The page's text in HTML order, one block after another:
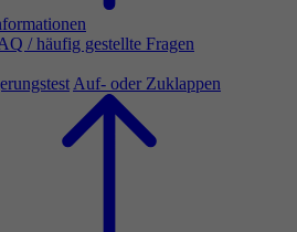
/ häufig gestellte Fragen
Auf- oder Zuklappen